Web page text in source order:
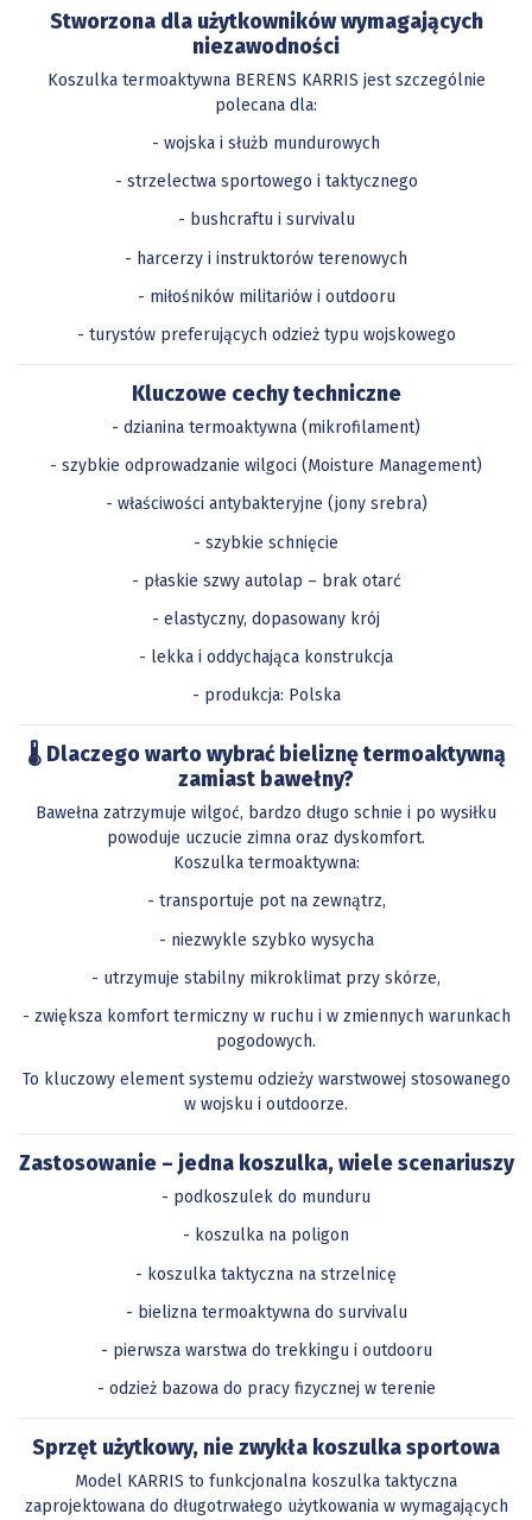
Stworzona dla użytkowników wymagających
niezawodności
Koszulka termoaktywna BERENS KARRIS jest szczególnie
polecana dla:
- wojska i służb mundurowych
- strzelectwa sportowego i taktycznego
- bushcraftu i survivalu
- harcerzy i instruktorów terenowych
- miłośników militariów i outdooru
- turystów preferujących odzież typu wojskowego
Kluczowe cechy techniczne
- dzianina termoaktywna (mikrofilament)
- szybkie odprowadzanie wilgoci (Moisture Management)
- właściwości antybakteryjne (jony srebra)
- szybkie schnięcie
- płaskie szwy autolap – brak otarć
- elastyczny, dopasowany krój
- lekka i oddychająca konstrukcja
- produkcja: Polska
🌡️ Dlaczego warto wybrać bieliznę termoaktywną
zamiast bawełny?
Bawełna zatrzymuje wilgoć, bardzo długo schnie i po wysiłku
powoduje uczucie zimna oraz dyskomfort.
Koszulka termoaktywna:
- transportuje pot na zewnątrz,
- niezwykle szybko wysycha
- utrzymuje stabilny mikroklimat przy skórze,
- zwiększa komfort termiczny w ruchu i w zmiennych warunkach
pogodowych.
To kluczowy element systemu odzieży warstwowej stosowanego
w wojsku i outdoorze.
Zastosowanie – jedna koszulka, wiele scenariuszy
- podkoszulek do munduru
- koszulka na poligon
- koszulka taktyczna na strzelnicę
- bielizna termoaktywna do survivalu
- pierwsza warstwa do trekkingu i outdooru
- odzież bazowa do pracy fizycznej w terenie
Sprzęt użytkowy, nie zwykła koszulka sportowa
Model KARRIS to funkcjonalna koszulka taktyczna
zaprojektowana do długotrwałego użytkowania w wymagających